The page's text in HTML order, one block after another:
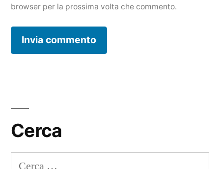
browser per la prossima volta che commento.
Cerca
Ricerca